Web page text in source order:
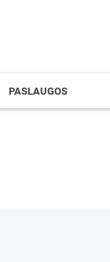
PASLAUGOS